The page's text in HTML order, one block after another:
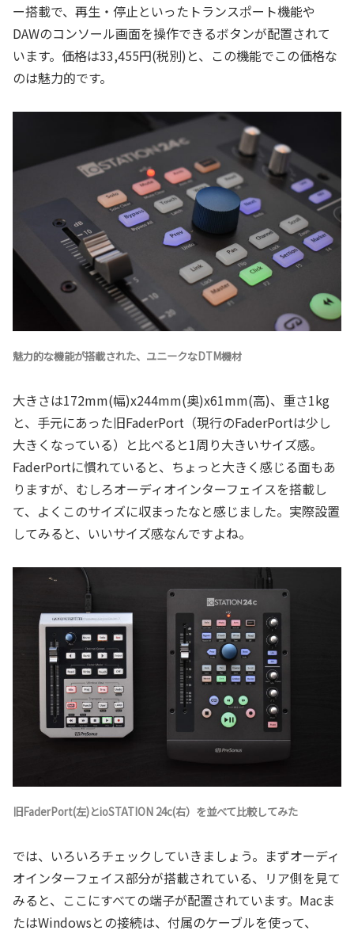
ー搭載で、再生・停止といったトランスポート機能や
DAWのコンソール画面を操作できるボタンが配置されて
います。価格は33,455円(税別)と、この機能でこの価格な
のは魅力的です。
魅力的な機能が搭載された、ユニークなDTM機材
大きさは172mm(幅)x244mm(奥)x61mm(高)、重さ1kg
と、手元にあった旧FaderPort（現行のFaderPortは少し
大きくなっている）と比べると1周り大きいサイズ感。
FaderPortに慣れていると、ちょっと大きく感じる面もあ
りますが、むしろオーディオインターフェイスを搭載し
て、よくこのサイズに収まったなと感じました。実際設置
してみると、いいサイズ感なんですよね。
旧FaderPort(左)とioSTATION 24c(右）を並べて比較してみた
では、いろいろチェックしていきましょう。まずオーディ
オインターフェイス部分が搭載されている、リア側を見て
みると、ここにすべての端子が配置されています。Macま
たはWindowsとの接続は、付属のケーブルを使って、